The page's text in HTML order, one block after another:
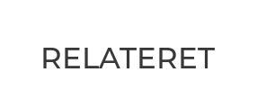
RELATERET